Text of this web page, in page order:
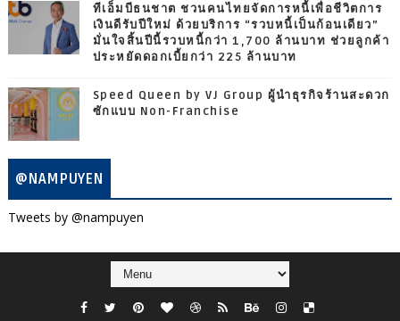
ทีเอ็มบีธนชาต ชวนคนไทยจัดการหนี้เพื่อชีวิตการ
เงินดีรับปีใหม่ ด้วยบริการ “รวบหนี้เป็นก้อนเดียว”
มั่นใจสิ้นปีนี้รวบหนี้กว่า 1,700 ล้านบาท ช่วยลูกค้า
ประหยัดดอกเบี้ยกว่า 225 ล้านบาท
Speed Queen by VJ Group ผู้นำธุรกิจร้านสะดวก
ซักแบบ Non-Franchise
@NAMPUYEN
Tweets by @nampuyen